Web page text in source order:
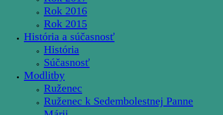
Rok 2016
Rok 2015
História a súčasnosť
História
Súčasnosť
Modlitby
Ruženec
Ruženec k Sedembolestnej Panne